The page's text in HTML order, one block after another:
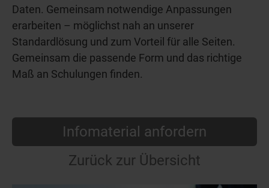
Daten. Gemeinsam notwendige Anpassungen
erarbeiten – möglichst nah an unserer
Standardlösung und zum Vorteil für alle Seiten.
Gemeinsam die passende Form und das richtige
Maß an Schulungen finden.
Infomaterial anfordern
Zurück zur Übersicht